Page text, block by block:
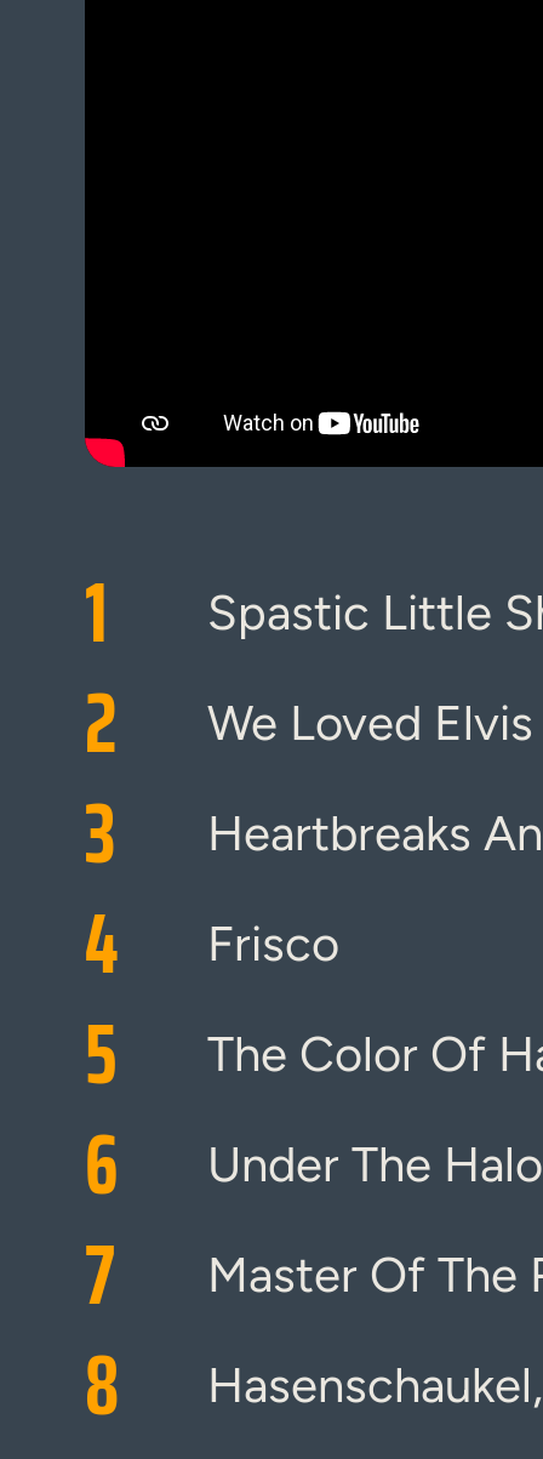
1 Spastic Little
2 We Loved Elvis
3 Heartbreaks
4 Frisco
5 The Color Of
6 Under The
7 Master Of The
8